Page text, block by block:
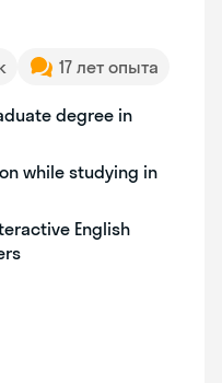
17 лет опыта
degree in
while studying in
English